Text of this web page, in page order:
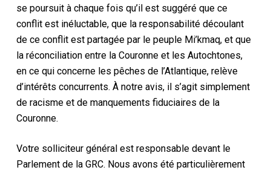
se poursuit à chaque fois qu’il est suggéré que ce
conflit est inéluctable, que la responsabilité découlant
de ce conflit est partagée par le peuple Mi’kmaq, et que
la réconciliation entre la Couronne et les Autochtones,
en ce qui concerne les pêches de l’Atlantique, relève
d’intérêts concurrents. À notre avis, il s’agit simplement
de racisme et de manquements fiduciaires de la
Couronne.
Votre solliciteur général est responsable devant le
Parlement de la GRC. Nous avons été particulièrement